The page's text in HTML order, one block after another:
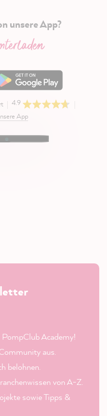
unsere App?
4.9
App
Academy!
aus.
belohnen.
von A-Z.
sowie Tipps &